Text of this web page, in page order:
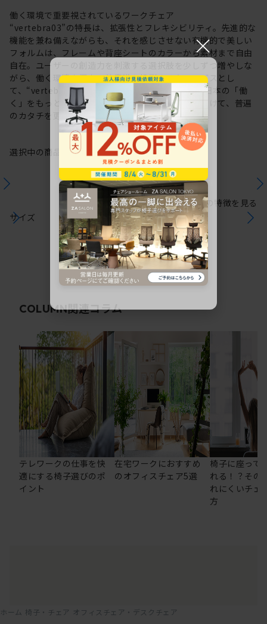
働く環境で重要視されているワークチェア
“vertebra03”の特長は、拡張性とフレキシビリティ。先進的な
機能を兼ね備えながらも、それを感じさせない有機的で美しい
フォルムは、フレームや背座シートのカラーから素材まで自由
自在。ユーザーの創造力を刺激する選択肢を少しずつ増やしな
がら、働く環境や個人の美意識を投影するキャンバスとし
て、“vertebra03”をアップデートしてきました。日本の「働
く」をもっと自由に。これからも私たちは未来に向けて、普遍
のカタチを更新していきます。
選択中の商品情報保証 注意事項
サイズ
シリーズの特徴を見る
COLUMN関連コラム
テレワークの仕事を快
適にする椅子選びのポ
イント
在宅ワークにおすすめ
のオフィスチェア5選
椅子に座って
れる！？その
れにくいチェ
方
ホーム 椅子・チェア オフィスチェア・デスクチェア
×